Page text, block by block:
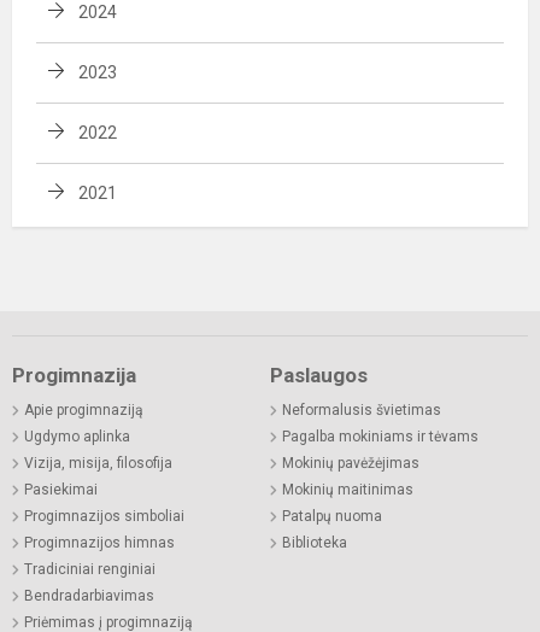
2024
2023
2022
2021
Progimnazija
Apie progimnaziją
Ugdymo aplinka
Vizija, misija, filosofija
Pasiekimai
Progimnazijos simboliai
Progimnazijos himnas
Tradiciniai renginiai
Bendradarbiavimas
Priėmimas į progimnaziją
Paslaugos
Neformalusis švietimas
Pagalba mokiniams ir tėvams
Mokinių pavėžėjimas
Mokinių maitinimas
Patalpų nuoma
Biblioteka